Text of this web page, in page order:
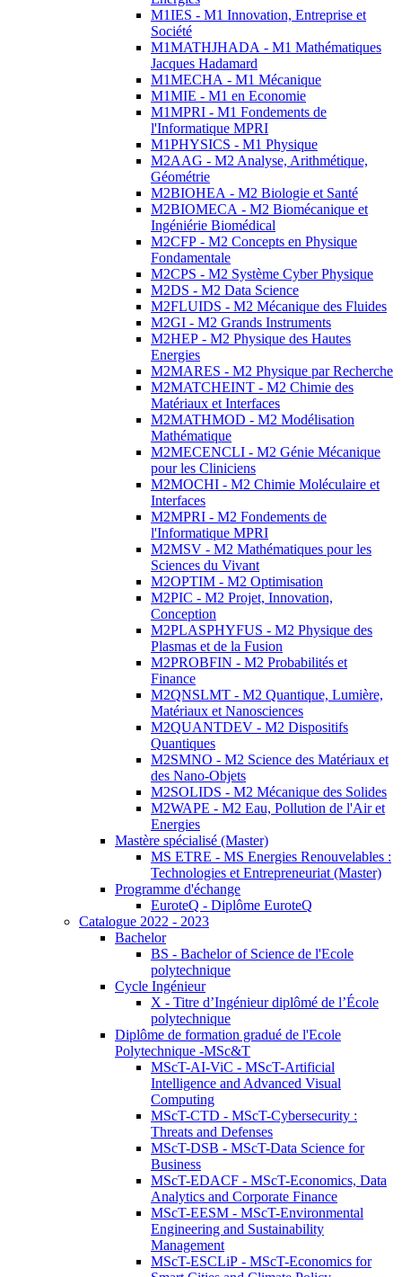
M1IES - M1 Innovation, Entreprise et
Société
M1MATHJHADA - M1 Mathématiques
Jacques Hadamard
M1MECHA - M1 Mécanique
M1MIE - M1 en Economie
M1MPRI - M1 Fondements de
l'Informatique MPRI
M1PHYSICS - M1 Physique
M2AAG - M2 Analyse, Arithmétique,
Géométrie
M2BIOHEA - M2 Biologie et Santé
M2BIOMECA - M2 Biomécanique et
Ingéniérie Biomédical
M2CFP - M2 Concepts en Physique
Fondamentale
M2CPS - M2 Système Cyber Physique
M2DS - M2 Data Science
M2FLUIDS - M2 Mécanique des Fluides
M2GI - M2 Grands Instruments
M2HEP - M2 Physique des Hautes
Energies
M2MARES - M2 Physique par Recherche
M2MATCHEINT - M2 Chimie des
Matériaux et Interfaces
M2MATHMOD - M2 Modélisation
Mathématique
M2MECENCLI - M2 Génie Mécanique
pour les Cliniciens
M2MOCHI - M2 Chimie Moléculaire et
Interfaces
M2MPRI - M2 Fondements de
l'Informatique MPRI
M2MSV - M2 Mathématiques pour les
Sciences du Vivant
M2OPTIM - M2 Optimisation
M2PIC - M2 Projet, Innovation,
Conception
M2PLASPHYFUS - M2 Physique des
Plasmas et de la Fusion
M2PROBFIN - M2 Probabilités et
Finance
M2QNSLMT - M2 Quantique, Lumière,
Matériaux et Nanosciences
M2QUANTDEV - M2 Dispositifs
Quantiques
M2SMNO - M2 Science des Matériaux et
des Nano-Objets
M2SOLIDS - M2 Mécanique des Solides
M2WAPE - M2 Eau, Pollution de l'Air et
Energies
Mastère spécialisé (Master)
MS ETRE - MS Energies Renouvelables :
Technologies et Entrepreneuriat (Master)
Programme d'échange
EuroteQ - Diplôme EuroteQ
Catalogue 2022 - 2023
Bachelor
BS - Bachelor of Science de l'Ecole
polytechnique
Cycle Ingénieur
X - Titre d’Ingénieur diplômé de l’École
polytechnique
Diplôme de formation gradué de l'Ecole
Polytechnique -MSc&T
MScT-AI-ViC - MScT-Artificial
Intelligence and Advanced Visual
Computing
MScT-CTD - MScT-Cybersecurity :
Threats and Defenses
MScT-DSB - MScT-Data Science for
Business
MScT-EDACF - MScT-Economics, Data
Analytics and Corporate Finance
MScT-EESM - MScT-Environmental
Engineering and Sustainability
Management
MScT-ESCLiP - MScT-Economics for